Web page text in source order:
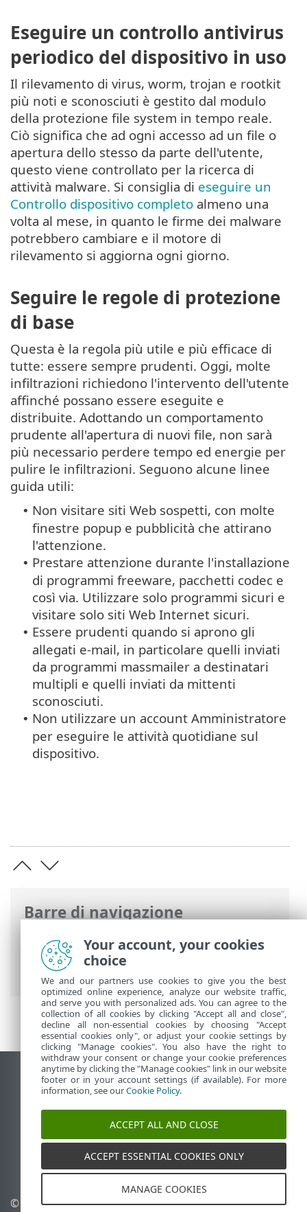
Barre di navigazione
Guida online ESET>ESET Security
Ultimate
>ESET Security Ultimate
Prevenzione
Eseguire un controllo antivirus
periodico del dispositivo in uso
Il rilevamento di virus, worm, trojan e rootkit
più noti e sconosciuti è gestito dal modulo
della protezione file system in tempo reale.
Ciò significa che ad ogni accesso ad un file o
apertura dello stesso da parte dell'utente,
questo viene controllato per la ricerca di
attività malware. Si consiglia di eseguire un
Controllo dispositivo completo almeno una
volta al mese, in quanto le firme dei malware
potrebbero cambiare e il motore di
rilevamento si aggiorna ogni giorno.
Seguire le regole di protezione
di base
Questa è la regola più utile e più efficace di
tutte: essere sempre prudenti. Oggi, molte
infiltrazioni richiedono l'intervento dell'utente
affinché possano essere eseguite e
distribuite. Adottando un comportamento
prudente all'apertura di nuovi file, non sarà
più necessario perdere tempo ed energie per
pulire le infiltrazioni. Seguono alcune linee
guida utili:
• Non visitare siti Web sospetti, con molte
finestre popup e pubblicità che attirano
l'attenzione.
• Prestare attenzione durante l'installazione
di programmi freeware, pacchetti codec e
così via. Utilizzare solo programmi sicuri e
visitare solo siti Web Internet sicuri.
• Essere prudenti quando si aprono gli
allegati e-mail, in particolare quelli inviati
da programmi massmailer a destinatari
multipli e quelli inviati da mittenti
sconosciuti.
• Non utilizzare un account Amministratore
per eseguire le attività quotidiane sul
dispositivo.
Visualizza sito desktop
End of Life
ESET Knowledge Base
ESET Status Portal
Supporto regionale
© 1992 - 2026 ESET, spol. s
Gestisci cookie
Your account, your cookies
choice
We and our partners use cookies to give you the best
optimized online experience, analyze our website traffic,
and serve you with personalized ads. You can agree to the
collection of all cookies by clicking "Accept all and close",
decline all non-essential cookies by choosing "Accept
essential cookies only", or adjust your cookie settings by
clicking "Manage cookies". You also have the right to
withdraw your consent or change your cookie preferences
anytime by clicking the "Manage cookies" link in our website
footer or in your account settings (if available). For more
information, see ourCookie Policy.
ACCEPT ALL AND CLOSE
ACCEPT ESSENTIAL COOKIES ONLY
MANAGE COOKIES